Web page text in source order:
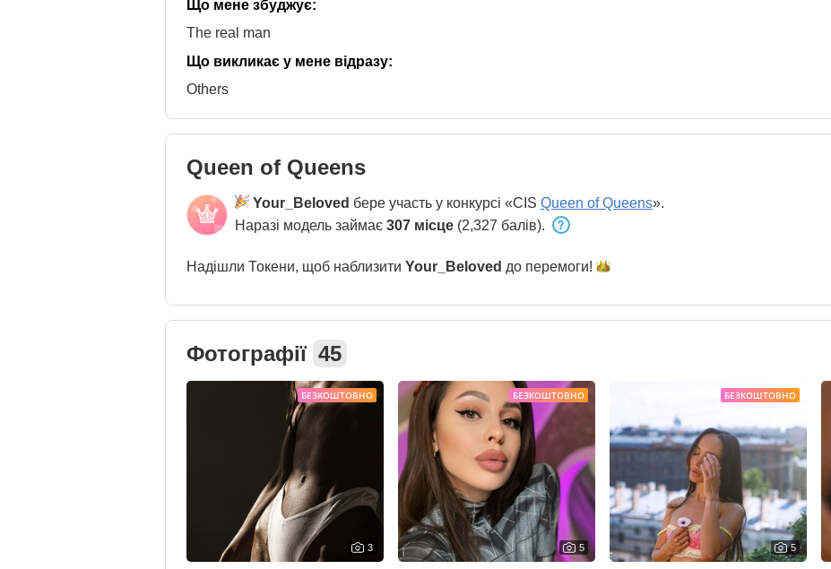
Що мене збуджує:
The real man
Що викликає у мене відразу:
Others
Queen of Queens
Your_Beloved бере участь у конкурсі «CIS Queen of Queens».
Наразі модель займає 307 місце (2,327 балів).
Надішли Токени, щоб наблизити Your_Beloved до перемоги!
Фотографії 45
БЕЗКОШТОВНО
3
БЕЗКОШТОВНО
5
БЕЗКОШТОВНО
5